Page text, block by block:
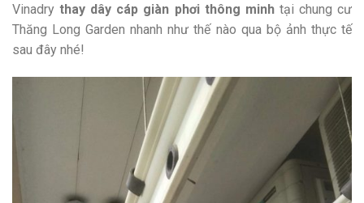
Vinadrythay dây cáp giàn phơi thông minhtại chung cư
Thăng Long Garden nhanh như thế nào qua bộ ảnh thực tế
sau đây nhé!